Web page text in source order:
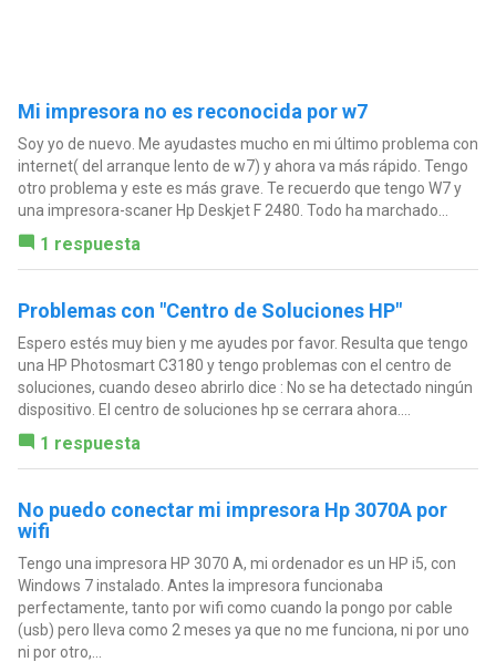
Mi impresora no es reconocida por w7
Soy yo de nuevo. Me ayudastes mucho en mi último problema con
internet( del arranque lento de w7) y ahora va más rápido. Tengo
otro problema y este es más grave. Te recuerdo que tengo W7 y
una impresora-scaner Hp Deskjet F 2480. Todo ha marchado...
1 respuesta
Problemas con "Centro de Soluciones HP"
Espero estés muy bien y me ayudes por favor. Resulta que tengo
una HP Photosmart C3180 y tengo problemas con el centro de
soluciones, cuando deseo abrirlo dice : No se ha detectado ningún
dispositivo. El centro de soluciones hp se cerrara ahora....
1 respuesta
No puedo conectar mi impresora Hp 3070A por
wifi
Tengo una impresora HP 3070 A, mi ordenador es un HP i5, con
Windows 7 instalado. Antes la impresora funcionaba
perfectamente, tanto por wifi como cuando la pongo por cable
(usb) pero lleva como 2 meses ya que no me funciona, ni por uno
ni por otro,...